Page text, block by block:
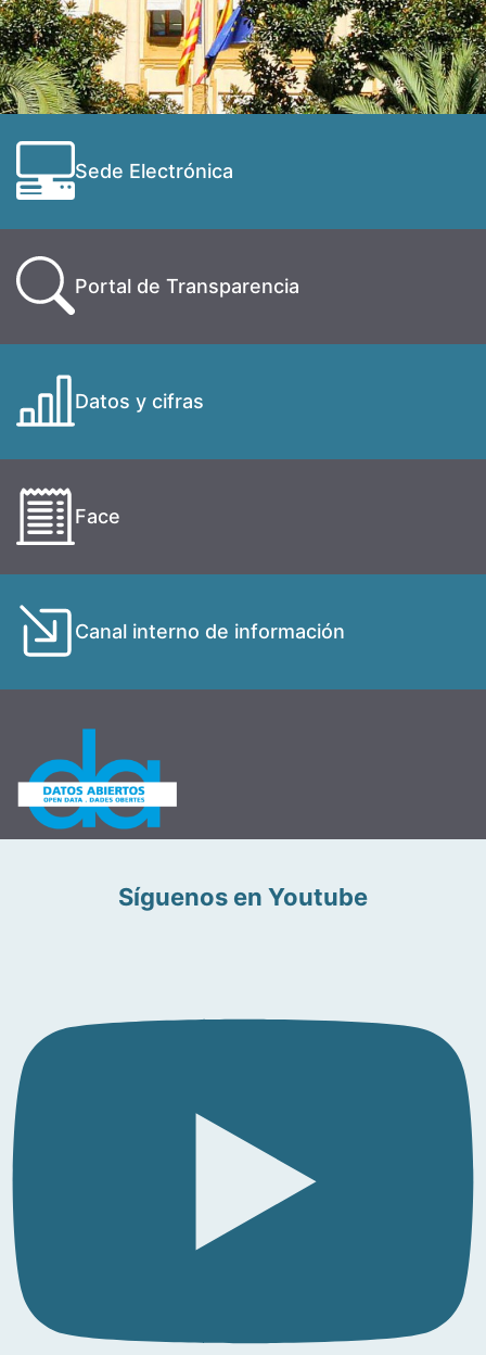
Sede Electrónica
Portal de Transparencia
Datos y cifras
Face
Canal interno de información
Síguenos en Youtube